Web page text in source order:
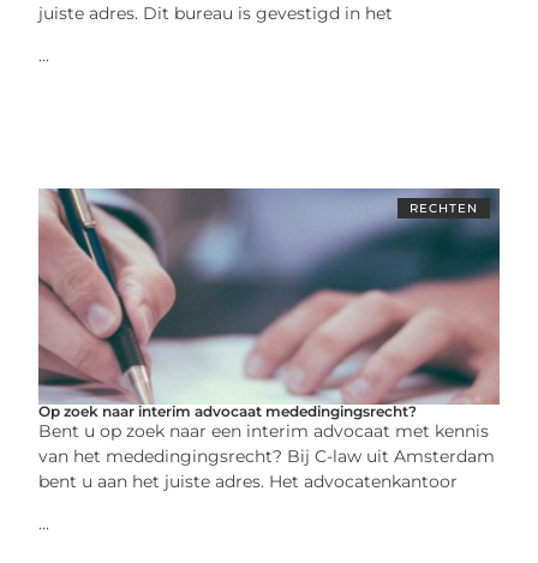
juiste adres. Dit bureau is gevestigd in het
...
RECHTEN
Op zoek naar interim advocaat mededingingsrecht?
Bent u op zoek naar een interim advocaat met kennis
van het mededingingsrecht? Bij C-law uit Amsterdam
bent u aan het juiste adres. Het advocatenkantoor
...